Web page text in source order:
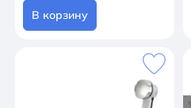
В корзину